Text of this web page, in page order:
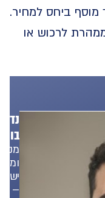
ביחס למחיר.
לרכוש או
ישראוולט